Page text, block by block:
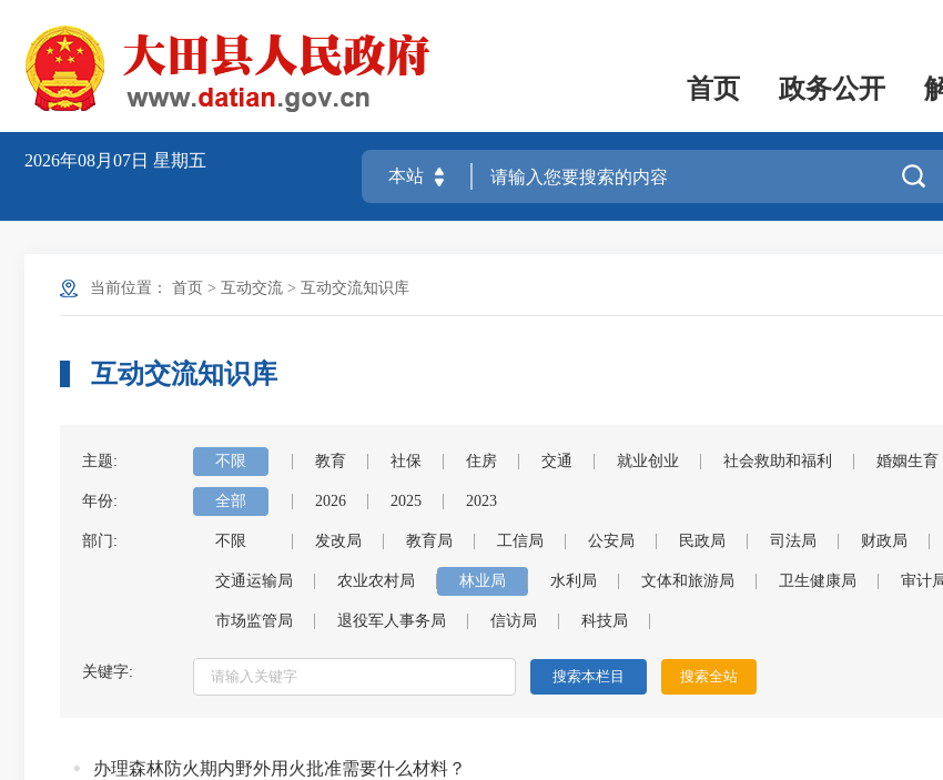
首页 政务公开
2026年08月07日 星期五

当前位置： 首页 > 互动交流 > 互动交流知识库
互动交流知识库
主题: 不限 教育 社保 住房 交通 就业创业 社会救助和福利 婚姻生育
年份: 全部 2026 2025 2023
部门: 不限 发改局 教育局 工信局 公安局 民政局 司法局 财政局
交通运输局 农业农村局 林业局 水利局 文体和旅游局 卫生健康局 审计
市场监管局 退役军人事务局 信访局 科技局
关键字:
办理森林防火期内野外用火批准需要什么材料？